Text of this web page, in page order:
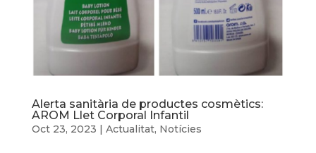
Alerta sanitària de productes cosmètics:
AROM Llet Corporal Infantil
Oct 23, 2023 | Actualitat, Notícies